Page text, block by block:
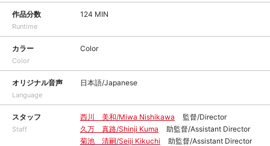
作品分数
Runtime
124 MIN
カラー
Color
Color
オリジナル音声
Language
日本語/Japanese
スタッフ
Staff
西川 美和/Miwa Nishikawa
監督/Director
久万 真路/Shinji Kuma
助監督/Assistant Director
菊池 清嗣/Seiji Kikuchi
助監督/Assistant Director